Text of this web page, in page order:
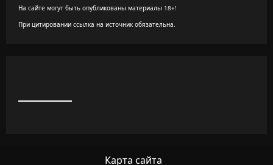
На сайте могут быть опубликованы материалы 18+!
При цитировании ссылка на источник обязательна.
Карта сайта